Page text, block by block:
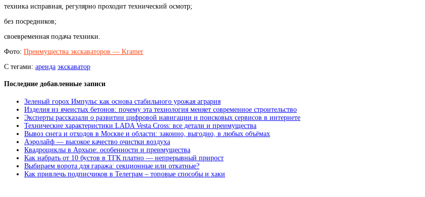
техника исправная, регулярно проходит технический осмотр;
без посредников;
своевременная подача техники.
Фото: Преимущества экскаваторов — Kramer
С тегами: аренда экскаватор
Последние добавленные записи
Зеленый горох Импульс как основа стабильного урожая агрария
Изделия из ячеистых бетонов: почему эта технология меняет современное строительство
Эксперты рассказали о развитии цифровой навигации и поисковых сервисов в интернете
Технические характеристики LADA Vesta Cross: все детали и преимущества
Вывоз снега и отходов в Москве и области: законно, выгодно, в любых объёмах
Аэролайф — высокое качество очистки воздуха
Квадроциклы в Архызе: особенности и преимущества
Как набрать от 10 бустов в ТГК платно — непрерывный прирост
Выбираем ворота для гаража: секционные или откатные?
Как привлечь подписчиков в Телеграм – топовые способы и хаки